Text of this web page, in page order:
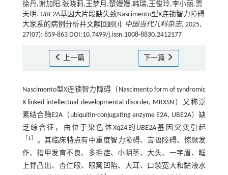
徐丹,谢加阳,张晓莉,王梦月,楚嫚嫚,韩瑞,王俊玲,李小丽,贾
天明. UBE2A基因大片段缺失致Nascimento型X连锁智力障碍
大家系的病例分析并文献回顾[J]. 中国当代儿科杂志, 2025,
27(07): 859-863 DOI:10.7499/j.issn.1008-8830.2412177
上一篇 下一篇
Nascimento型X连锁智力障碍（Nascimento form of syndromic
X-linked intellectual developmental disorder, MRXSN）又称泛
素结合酶E2A（ubiquitin-conjugating enzyme E2A, UBE2A）缺
乏综合征，由位于染色体Xq24的 UBE2A基因突变引起
1
。其临床特点有中重度智力障碍、言语障碍、惊厥发
作、指甲发育不良、多毛症、小阴茎、大头、一字眉、眶
上脊凸出、杏仁眼、眼窝凹陷、大耳、口裂宽大和黏液水